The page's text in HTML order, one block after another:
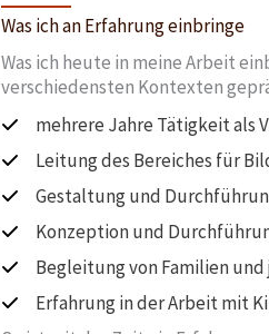
Was ich an Erfahrung einbringe
Was ich heute in meine Arbeit
verschiedensten Kontexten
mehrere Jahre Tätigkeit als
Leitung des Bereiches für
Gestaltung und
Konzeption und
Begleitung von Familien
Erfahrung in der Arbeit mit